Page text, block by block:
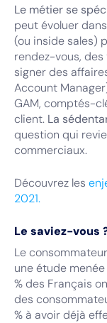
Le métier se
peut évoluer
(ou inside sales)
rendez-vous,
signer des
Account
GAM, comptés-
client. La
question qui
commerciaux.
Découvrez les
2021.
Le saviez-vous
Le
une étude menée
% des Français
des
% à avoir déjà